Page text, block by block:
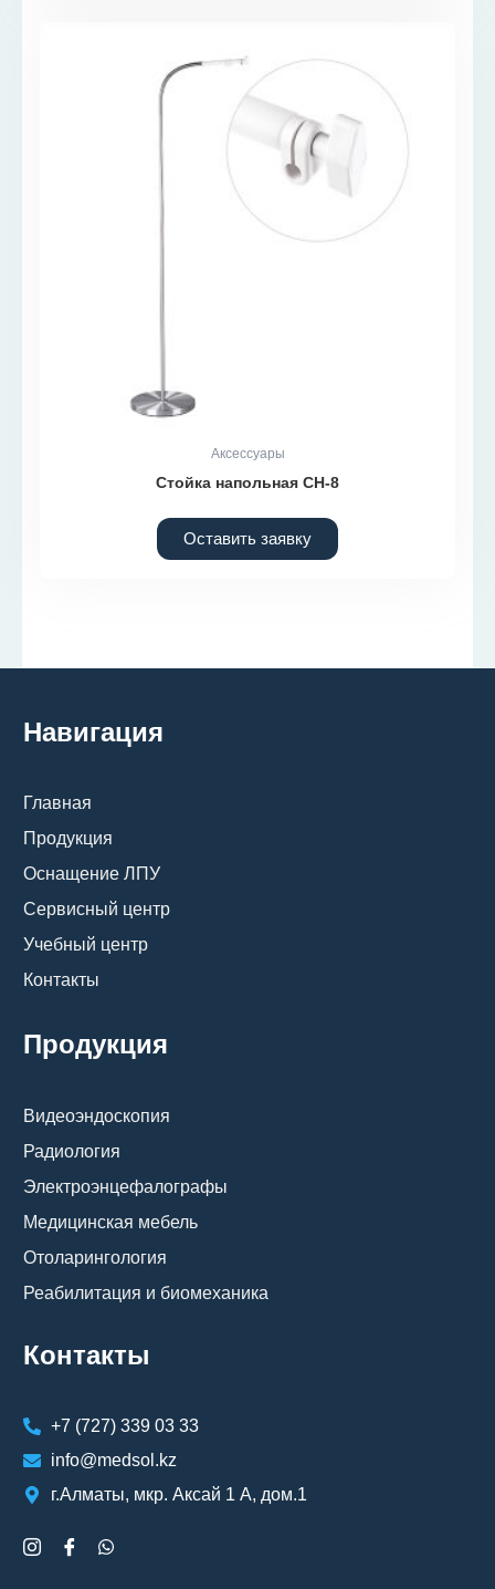
Аксессуары
Стойка напольная СН-8
Оставить заявку
Навигация
Главная
Продукция
Оснащение ЛПУ
Сервисный центр
Учебный центр
Контакты
Продукция
Видеоэндоскопия
Радиология
Электроэнцефалографы
Медицинская мебель
Отоларингология
Реабилитация и биомеханика
Контакты
+7 (727) 339 03 33
info@medsol.kz
г.Алматы, мкр. Аксай 1 А, дом.1